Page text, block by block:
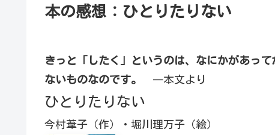
本の感想：ひとりたりない
きっと「したく」というのは、なにかがあっ
ないものなのです。
―本文より
ひとりたりない
今村葦子（作）・堀川理万子（絵）